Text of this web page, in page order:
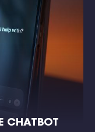
CHATBOT